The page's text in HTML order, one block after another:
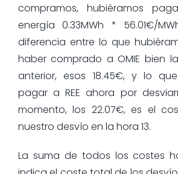
compramos, hubiéramos
energía 0.33MWh * 56.01€/
diferencia entre lo que
haber comprado a OMIE bien
anterior, esos 18.45€, y lo
pagar a REE ahora por
momento, los 22.07€, es el
nuestro desvío en la hora 13.
La suma de todos los costes